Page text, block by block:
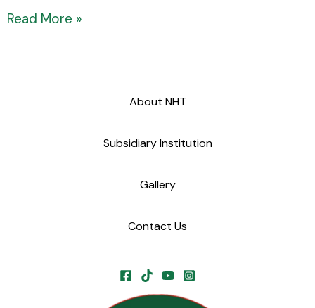
Read More »
About NHT
Subsidiary Institution
Gallery
Contact Us